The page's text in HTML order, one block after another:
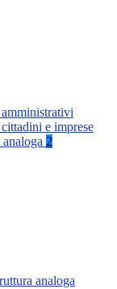
e imprese
2
analoga